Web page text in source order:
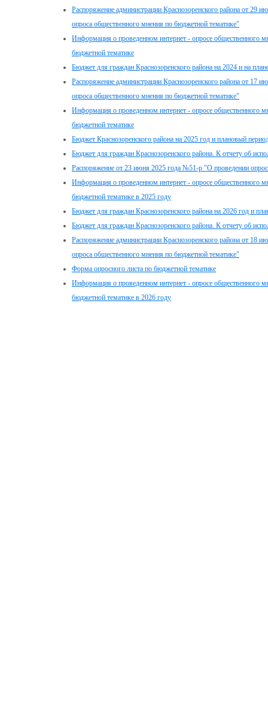
Распоряжение администрации Краснозоренского района от 29
опроса общественного мнения по бюджетной тематике"
Информация о проведенном интернет - опросе общественного
бюджетной тематике
Бюджет для граждан Краснозоренского района на 2024 и на
Распоряжение администрации Краснозоренского района от 17
опроса общественного мнения по бюджетной тематике"
Информация о проведенном интернет - опросе общественного
бюджетной тематике
Бюджет Краснозоренского района на 2025 год и плановый
Бюджет для граждан Краснозоренского района. К отчету об
Распоряжение от 23 июня 2025 года №51-р "О проведении
Информация о проведенном интернет - опросе общественного
бюджетной тематике в 2025 году
Бюджет для граждан Краснозоренского района на 2026 год и
Бюджет для граждан Краснозоренского района. К отчету об
Распоряжение администрации Краснозоренского района от 18
опроса общественного мнения по бюджетной тематике"
Форма опросного листа по бюджетной тематике
Информация о проведенном интернет - опросе общественного
бюджетной тематике в 2026 году